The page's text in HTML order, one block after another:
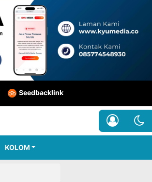
Seedbacklink
KOLOM